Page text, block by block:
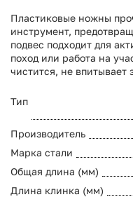
Пластиковые ножны
инструмент,
подвес подходит для
поход или работа на
чистится, не впитывает
Тип
Производитель
Марка стали
Общая длина (мм)
Длина клинка (мм)